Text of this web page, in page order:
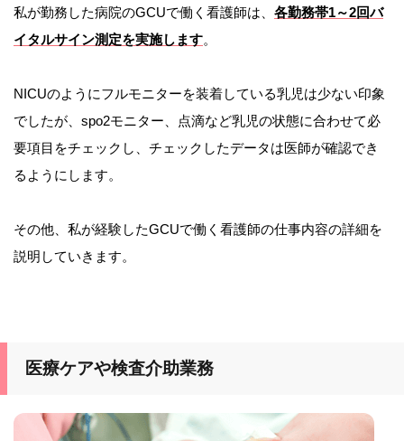
私が勤務した病院のGCUで働く看護師は、 各勤務帯1～2回バ
イタルサイン測定を実施します。
NICUのようにフルモニターを装着している乳児は少ない印象
でしたが、spo2モニター、点滴など乳児の状態に合わせて必
要項目をチェックし、チェックしたデータは医師が確認でき
るようにします。
その他、私が経験したGCUで働く看護師の仕事内容の詳細を
説明していきます。
医療ケアや検査介助業務